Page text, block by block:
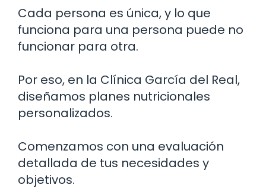
Cada persona es única, y lo que
funciona para una persona puede no
funcionar para otra.
Por eso, en la Clínica García del Real,
diseñamos planes nutricionales
personalizados.
Comenzamos con una evaluación
detallada de tus necesidades y
objetivos.